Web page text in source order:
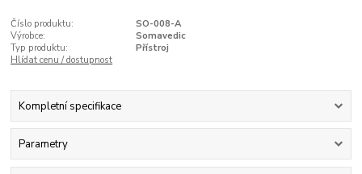
Číslo produktu:
SO-008-A
Výrobce:
Somavedic
Typ produktu:
Přístroj
Hlídat cenu / dostupnost
Kompletní specifikace
Parametry